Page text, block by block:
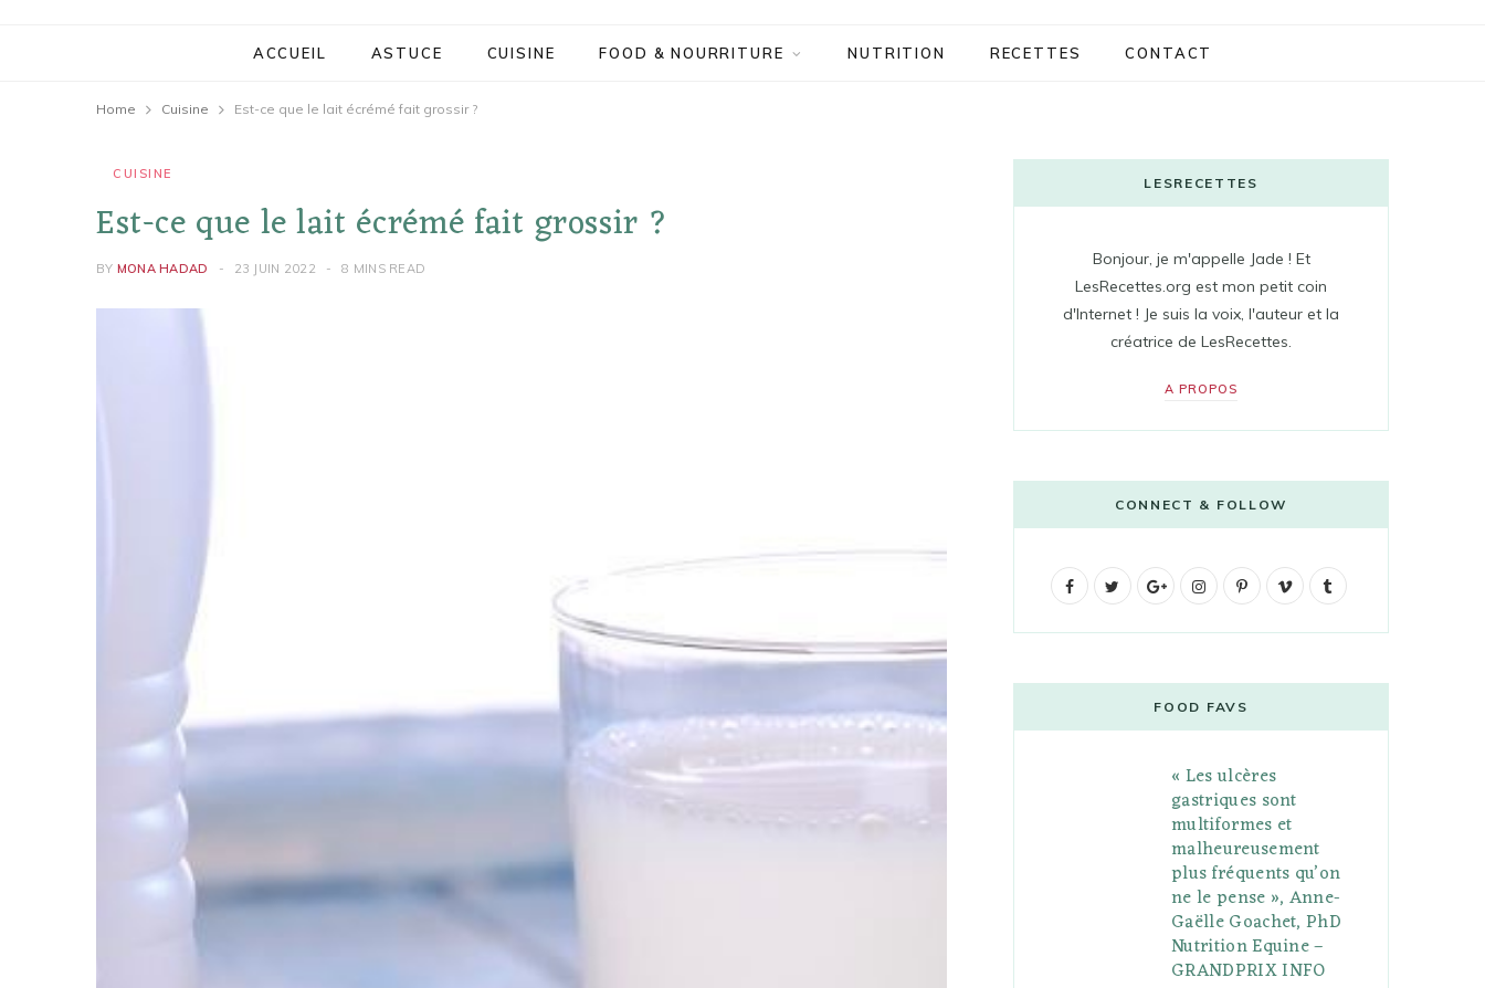
ACCUEIL ASTUCE CUISINE FOOD & NOURRITURE NUTRITION RECETTES CONTACT
Home Cuisine Est-ce que le lait écrémé fait grossir ?
CUISINE
Est-ce que le lait écrémé fait grossir ?
BY MONA HADAD 23 JUIN 2022 8 MINS READ
LESRECETTES
Bonjour, je m'appelle Jade ! Et
LesRecettes.org est mon petit coin
d'Internet ! Je suis la voix, l'auteur et la
créatrice de LesRecettes.
A PROPOS
CONNECT & FOLLOW
F
b
t
G
g
l
e
P
u
s
I
t
a
g
r
a
P
e
r
e
s
V
o
l
FOOD FAVS
« Les ulcères
gastriques sont
multiformes et
malheureusement
plus fréquents qu’on
ne le pense », Anne-
Gaëlle Goachet, PhD
Nutrition Equine –
GRANDPRIX INFO